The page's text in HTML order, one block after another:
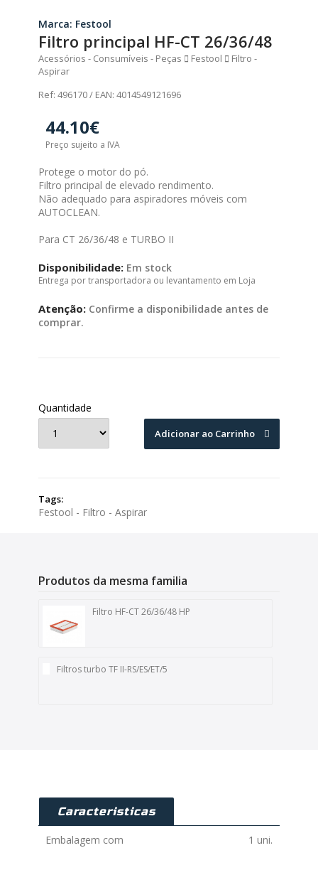
Marca: Festool
Filtro principal HF-CT 26/36/48
Acessórios - Consumíveis - Peças Festool
Filtro -
Aspirar
Ref: 496170 / EAN: 4014549121696
44.10€
Preço sujeito a IVA
Protege o motor do pó.
Filtro principal de elevado rendimento.
Não adequado para aspiradores móveis com
AUTOCLEAN.
Para CT 26/36/48 e TURBO II
Disponibilidade: Em stock
Entrega por transportadora ou levantamento em Loja
Atenção: Confirme a disponibilidade antes de
comprar.
Quantidade
Adicionar ao Carrinho
Tags:
Festool - Filtro - Aspirar
Produtos da mesma familia
Filtro HF-CT 26/36/48 HP
Filtros turbo TF II-RS/ES/ET/5
Caracteristicas
Embalagem com 1 uni.